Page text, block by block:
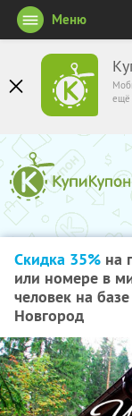
ещё
Меню
Скидка 35% на
или номере в
человек на
Новгород